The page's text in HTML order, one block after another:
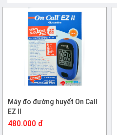
Máy đo đường huyết On Call
EZ II
480.000 đ